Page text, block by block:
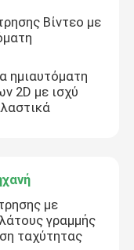
Βίντεο με
ημιαυτόματη
2D με ισχύ
με
γραμμής
ταχύτητας